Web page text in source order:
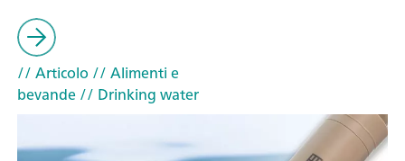
// Articolo // Alimenti e
bevande// Drinking water